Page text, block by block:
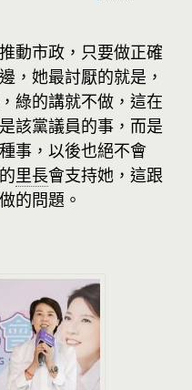
動市政，只要做正確
，她最討厭的就是，
綠的講就不做，這在
該黨議員的事，而是
事，以後也絕不會
里長會支持她，這跟
的問題。